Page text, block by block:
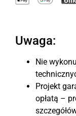
Uwaga:
Nie
Projekt
opłatą –